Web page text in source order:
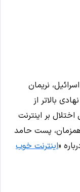
نریمان
بالاتر از
بر اینترنت
پست حامد
«اینترنت خوب